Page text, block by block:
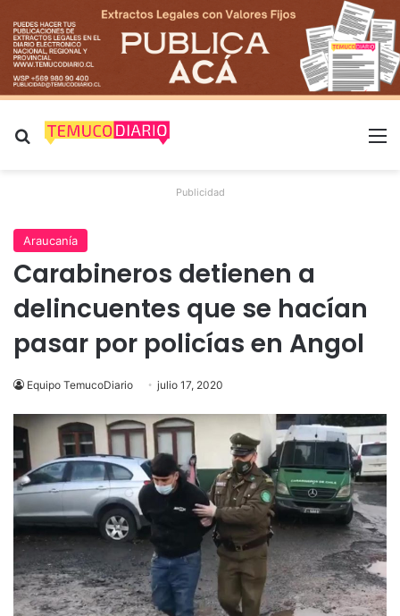
Buscar por
Publicidad
Araucanía
Carabineros detienen a
delincuentes que se hacían
pasar por policías en Angol
Equipo TemucoDiario julio 17, 2020